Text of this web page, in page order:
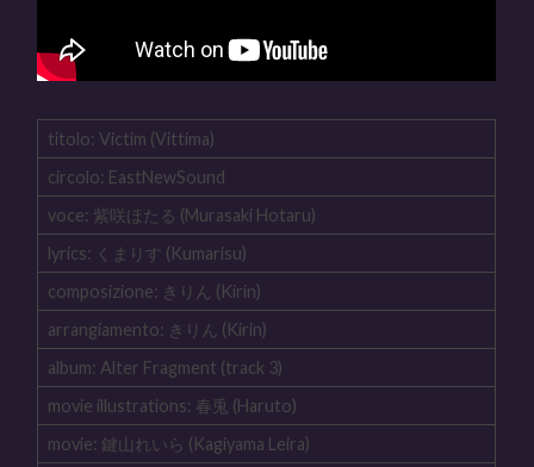
titolo: Victim (Vittima)
circolo: EastNewSound
voce: 紫咲ほたる (Murasaki Hotaru)
lyrics: くまりす (Kumarisu)
composizione: きりん (Kirin)
arrangiamento: きりん (Kirin)
album: Alter Fragment (track 3)
movie illustrations: 春兎 (Haruto)
movie: 鍵山れいら (Kagiyama Leira)